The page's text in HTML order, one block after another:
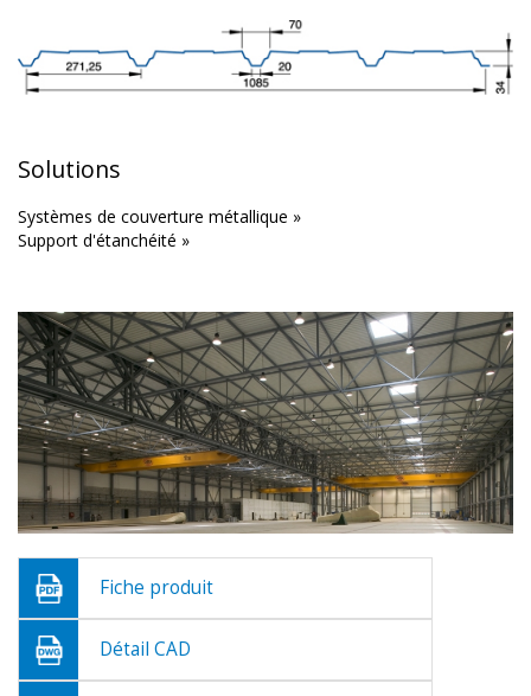
Solutions
Systèmes de couverture métallique »
Support d'étanchéité »
Fiche produit
Détail CAD